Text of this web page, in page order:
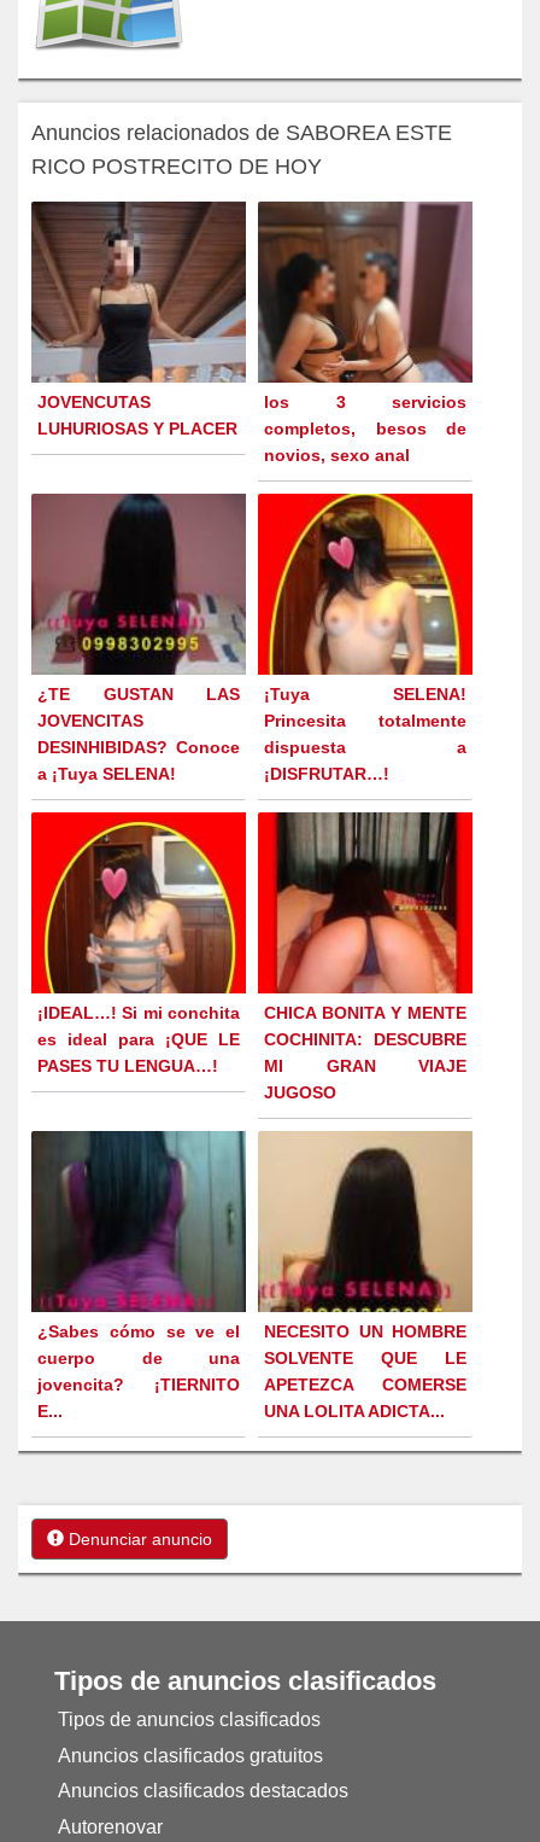
Anuncios relacionados de SABOREA ESTE
RICO POSTRECITO DE HOY
JOVENCUTAS
LUHURIOSAS Y PLACER
los 3 servicios
completos, besos de
novios, sexo anal
¿TE GUSTAN LAS
JOVENCITAS
DESINHIBIDAS? Conoce
a ¡Tuya SELENA!
¡Tuya SELENA!
Princesita totalmente
dispuesta a
¡DISFRUTAR…!
¡IDEAL…! Si mi conchita
es ideal para ¡QUE LE
PASES TU LENGUA…!
CHICA BONITA Y MENTE
COCHINITA: DESCUBRE
MI GRAN VIAJE
JUGOSO
¿Sabes cómo se ve el
cuerpo de una
jovencita? ¡TIERNITO
E...
NECESITO UN HOMBRE
SOLVENTE QUE LE
APETEZCA COMERSE
UNA LOLITA ADICTA...
Denunciar anuncio
Tipos de anuncios clasificados
Tipos de anuncios clasificados
Anuncios clasificados gratuitos
Anuncios clasificados destacados
Autorenovar